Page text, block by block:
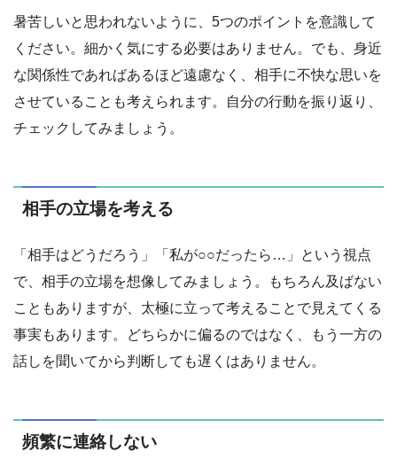
暑苦しいと思われないように、5つのポイントを意識して
ください。細かく気にする必要はありません。でも、身近
な関係性であればあるほど遠慮なく、相手に不快な思いを
させていることも考えられます。自分の行動を振り返り、
チェックしてみましょう。
相手の立場を考える
「相手はどうだろう」「私が○○だったら…」という視点
で、相手の立場を想像してみましょう。もちろん及ばない
こともありますが、太極に立って考えることで見えてくる
事実もあります。どちらかに偏るのではなく、もう一方の
話しを聞いてから判断しても遅くはありません。
頻繁に連絡しない